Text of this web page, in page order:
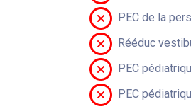
PEC de la
Rééduc
PEC
PEC